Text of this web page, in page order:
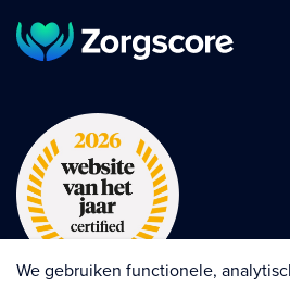
We gebruiken functionele,